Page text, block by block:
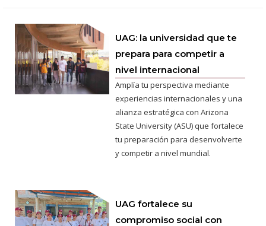
UAG: la universidad que te
prepara para competir a
nivel internacional
Amplía tu perspectiva mediante
experiencias internacionales y una
alianza estratégica con Arizona
State University (ASU) que fortalece
tu preparación para desenvolverte
y competir a nivel mundial.
UAG fortalece su
compromiso social con